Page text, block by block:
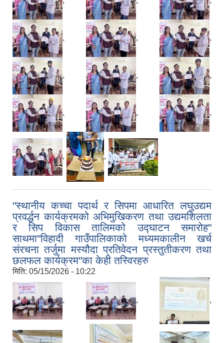
, , ,
, , ,
, , ,
, ,
"स्थानीय कच्चा पदार्थ र सिपमा आधारित लघुउद्यम
प्रवर्द्धन कार्यक्रमको अभिमुखिकरण तथा उद्यमशिलता
र सिप विकास तालिमको उद्घाटन समारोह"
साथमा"विहादी गाउँपालिकाको मध्यमकालीन खर्च
संरचना तर्जुमा मस्यौदा प्रतिवेदन प्रस्तुतीकरण तथा
छलफल कार्यक्रम"का केही तस्विरहरु
मिति: 05/15/2026 - 10:22
, , ,